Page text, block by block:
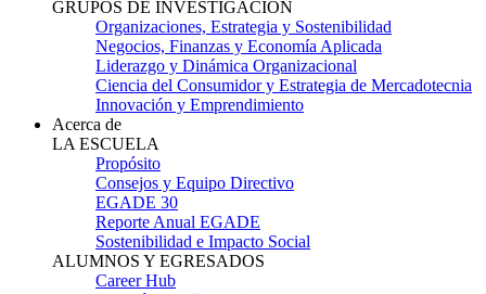
GRUPOS DE INVESTIGACIÓN
Organizaciones, Estrategia y Sostenibilidad
Negocios, Finanzas y Economía Aplicada
Liderazgo y Dinámica Organizacional
Ciencia del Consumidor y Estrategia de Mercadotecnia
Innovación y Emprendimiento
Acerca de
LA ESCUELA
Propósito
Consejos y Equipo Directivo
EGADE 30
Reporte Anual EGADE
Sostenibilidad e Impacto Social
ALUMNOS Y EGRESADOS
Career Hub